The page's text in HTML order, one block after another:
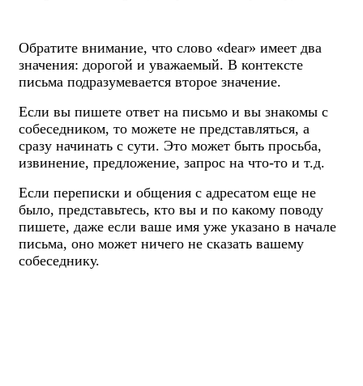
Обратите внимание, что слово «dear» имеет два
значения: дорогой и уважаемый. В контексте
письма подразумевается второе значение.
Если вы пишете ответ на письмо и вы знакомы с
собеседником, то можете не представляться, а
сразу начинать с сути. Это может быть просьба,
извинение, предложение, запрос на что-то и т.д.
Если переписки и общения с адресатом еще не
было, представьтесь, кто вы и по какому поводу
пишете, даже если ваше имя уже указано в начале
письма, оно может ничего не сказать вашему
собеседнику.